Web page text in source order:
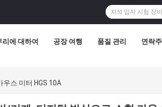
리에 대하여 공장 여행 품질 관리 연락
스 미터 HGS 10A